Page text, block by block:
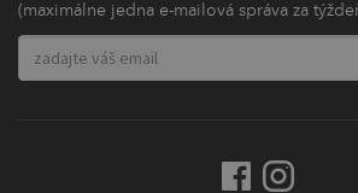
(maximálne jedna e-mailová správa za